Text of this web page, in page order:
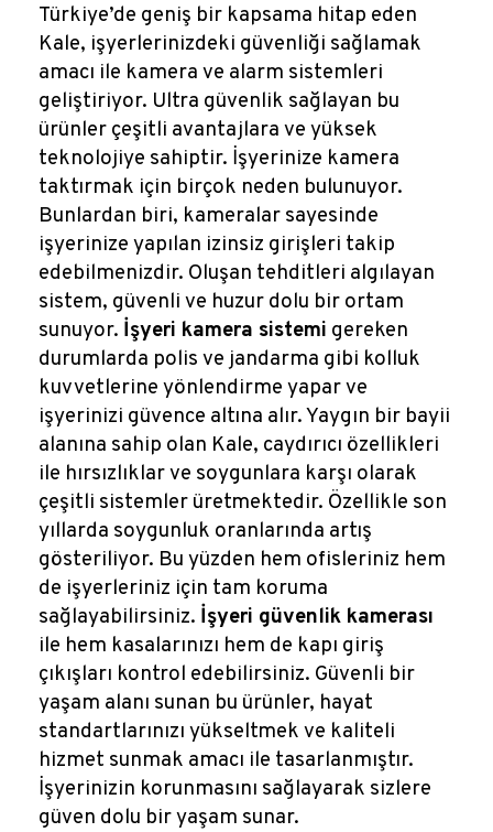
Türkiye’de geniş bir kapsama hitap eden
Kale, işyerlerinizdeki güvenliği sağlamak
amacı ile kamera ve alarm sistemleri
geliştiriyor. Ultra güvenlik sağlayan bu
ürünler çeşitli avantajlara ve yüksek
teknolojiye sahiptir. İşyerinize kamera
taktırmak için birçok neden bulunuyor.
Bunlardan biri, kameralar sayesinde
işyerinize yapılan izinsiz girişleri takip
edebilmenizdir. Oluşan tehditleri algılayan
sistem, güvenli ve huzur dolu bir ortam
sunuyor. İşyeri kamera sistemi gereken
durumlarda polis ve jandarma gibi kolluk
kuvvetlerine yönlendirme yapar ve
işyerinizi güvence altına alır. Yaygın bir bayii
alanına sahip olan Kale, caydırıcı özellikleri
ile hırsızlıklar ve soygunlara karşı olarak
çeşitli sistemler üretmektedir. Özellikle son
yıllarda soygunluk oranlarında artış
gösteriliyor. Bu yüzden hem ofisleriniz hem
de işyerleriniz için tam koruma
sağlayabilirsiniz. İşyeri güvenlik kamerası
ile hem kasalarınızı hem de kapı giriş
çıkışları kontrol edebilirsiniz. Güvenli bir
yaşam alanı sunan bu ürünler, hayat
standartlarınızı yükseltmek ve kaliteli
hizmet sunmak amacı ile tasarlanmıştır.
İşyerinizin korunmasını sağlayarak sizlere
güven dolu bir yaşam sunar.